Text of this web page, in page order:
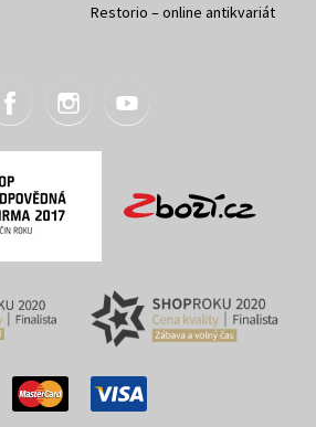
Restorio – online antikvariát